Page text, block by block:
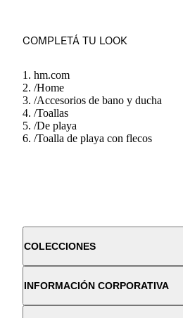
COMPLETÁ TU LOOK
hm.com
/Home
/Accesorios de bano y ducha
/Toallas
/De playa
/Toalla de playa con flecos
COLECCIONES
INFORMACIÓN CORPORATIVA